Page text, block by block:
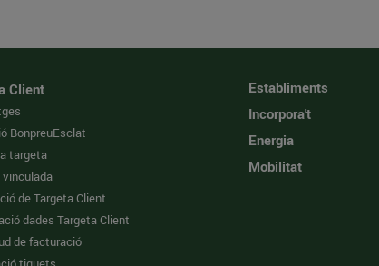
Client
BonpreuEsclat
targeta
vinculada
de Targeta Client
dades Targeta Client
de facturació
Establiments
Incorpora't
Energia
Mobilitat